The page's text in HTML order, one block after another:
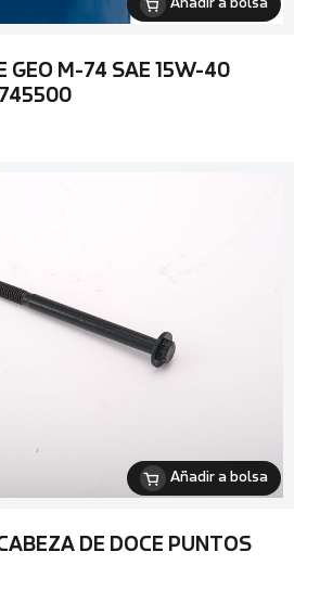
Añadir a bolsa
GEO M-74 SAE 15W-40
Añadir a bolsa
DE DOCE PUNTOS